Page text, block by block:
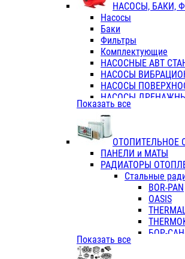
ТРОЙНИКИ
ТРОЙНИКИ С
КОЛЬЦА
ТРУБЫ НАПОРНЫЕ
ТРУБЫ
ТРУБЫ
НАСОСЫ, БАКИ,
Насосы
Баки
Фильтры
Комплектующие
НАСОСНЫЕ АВТ
НАСОСЫ
НАСОСЫ
НАСОСЫ
НАСОСЫ ПОВЫСИТ
НАСОСЫ
Показать все
ОТОПИТЕЛЬНОЕ
ПАНЕЛИ и МАТЫ
РАДИАТОРЫ
Стальные
BOR-PAN
OASIS
БОР-
Показать все